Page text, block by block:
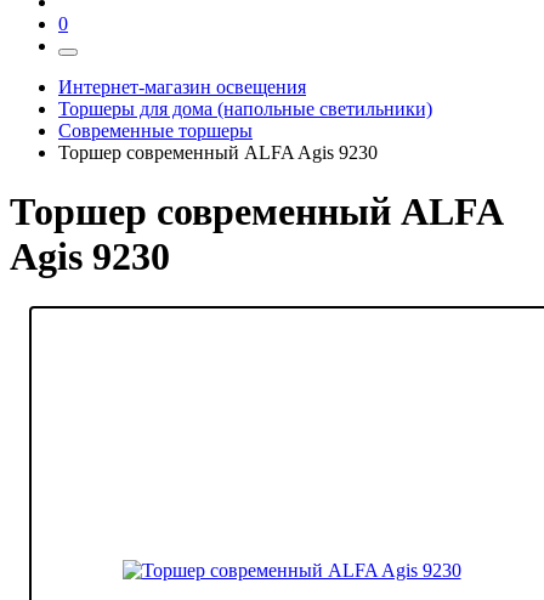
0
Интернет-магазин освещения
Торшеры для дома (напольные светильники)
Современные торшеры
Торшер современный ALFA Agis 9230
Торшер современный ALFA
Agis 9230